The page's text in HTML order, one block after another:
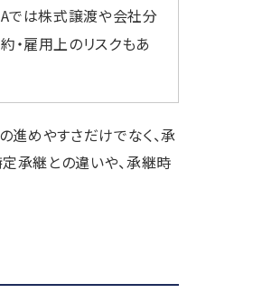
では株式譲渡や会社分
・雇用上のリスクもあ
進めやすさだけでなく、承
承継との違いや、承継時